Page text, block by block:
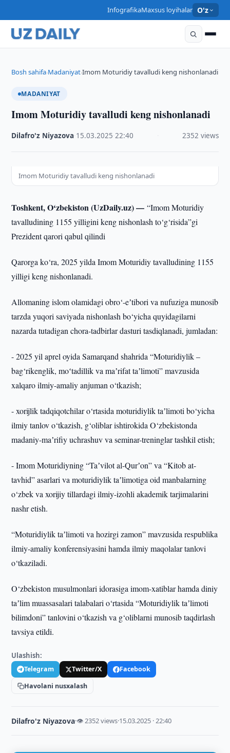
InfografikaMaxsus loyihalar O'z
Bosh sahifa›Madaniyat›Imom Moturidiy tavalludi keng nishonlanadi
MADANIYAT
Imom Moturidiy tavalludi keng nishonlanadi
Dilafro'z Niyazova 15.03.2025 ·22:40 2352 views
Imom Moturidiy tavalludi keng nishonlanadi
Toshkent, O‘zbekiston (UzDaily.uz) —“Imom Moturidiy
tavalludining 1155 yilligini keng nishonlash to‘g‘risida”gi
Prezident qarori qabul qilindi
Qarorga ko‘ra, 2025 yilda Imom Moturidiy tavalludining 1155
yilligi keng nishonlanadi.
Allomaning islom olamidagi obro‘-eʼtibori va nufuziga munosib
tarzda yuqori saviyada nishonlash bo‘yicha quyidagilarni
nazarda tutadigan chora-tadbirlar dasturi tasdiqlanadi, jumladan:
- 2025 yil aprel oyida Samarqand shahrida “Moturidiylik –
bag‘rikenglik, moʻtadillik va maʼrifat taʼlimoti” mavzusida
xalqaro ilmiy-amaliy anjuman o‘tkazish;
- xorijlik tadqiqotchilar o‘rtasida moturidiylik taʼlimoti bo‘yicha
ilmiy tanlov o‘tkazish, g‘oliblar ishtirokida O‘zbekistonda
madaniy-maʼrifiy uchrashuv va seminar-treninglar tashkil etish;
- Imom Moturidiyning “Taʼvilot al-Qurʼon” va “Kitob at-
tavhid” asarlari va moturidiylik taʼlimotiga oid manbalarning
o‘zbek va xorijiy tillardagi ilmiy-izohli akademik tarjimalarini
nashr etish.
“Moturidiylik taʼlimoti va hozirgi zamon” mavzusida respublika
ilmiy-amaliy konferensiyasini hamda ilmiy maqolalar tanlovi
o‘tkaziladi.
O‘zbekiston musulmonlari idorasiga imom-xatiblar hamda diniy
taʼlim muassasalari talabalari o‘rtasida “Moturidiylik taʼlimoti
bilimdoni” tanlovini o‘tkazish va g‘oliblarni munosib taqdirlash
tavsiya etildi.
Ulashish:
Telegram Twitter/X
Facebook
Havolani nusxalash
Dilafro'z Niyazova·👁 2352 views·15.03.2025 · 22:40